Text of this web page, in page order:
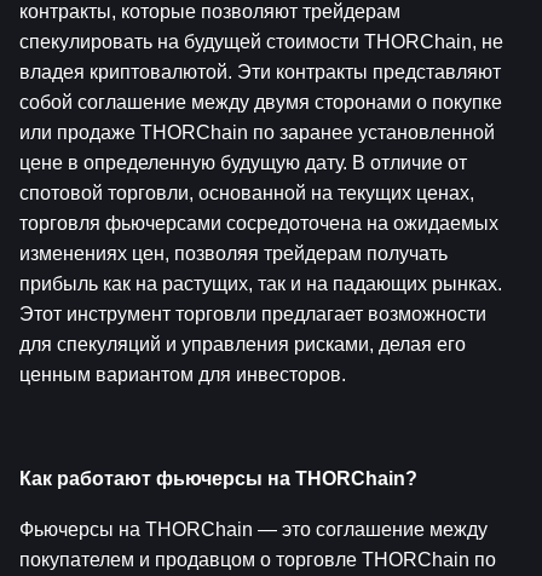
контракты, которые позволяют трейдерам
спекулировать на будущей стоимости THORChain, не
владея криптовалютой. Эти контракты представляют
собой соглашение между двумя сторонами о покупке
или продаже THORChain по заранее установленной
цене в определенную будущую дату. В отличие от
спотовой торговли, основанной на текущих ценах,
торговля фьючерсами сосредоточена на ожидаемых
изменениях цен, позволяя трейдерам получать
прибыль как на растущих, так и на падающих рынках.
Этот инструмент торговли предлагает возможности
для спекуляций и управления рисками, делая его
ценным вариантом для инвесторов.
Как работают фьючерсы на THORChain?
Фьючерсы на THORChain — это соглашение между
покупателем и продавцом о торговле THORChain по